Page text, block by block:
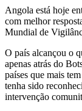
Angola está hoje
com melhor
Mundial de
O país alcançou o
apenas atrás do
países que mais
tenha sido
intervenção